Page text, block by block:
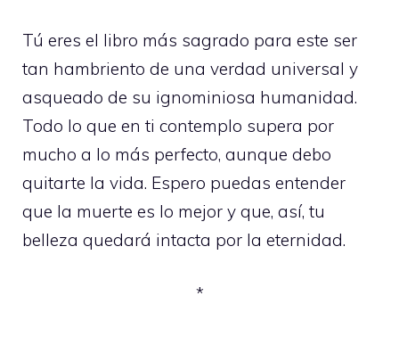
Tú eres el libro más sagrado para este ser
tan hambriento de una verdad universal y
asqueado de su ignominiosa humanidad.
Todo lo que en ti contemplo supera por
mucho a lo más perfecto, aunque debo
quitarte la vida. Espero puedas entender
que la muerte es lo mejor y que, así, tu
belleza quedará intacta por la eternidad.
*